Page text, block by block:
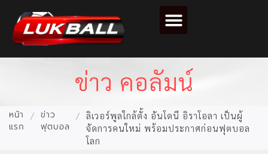
ข่าว คอลัมน์
หน้า
แรก
/ ข่าว
ฟุตบอล
/ ลิเวอร์พูลใกล้ตั้ง อันโดนี อิราโอลา เป็นผู้
จัดการคนใหม่ พร้อมประกาศก่อนฟุตบอล
โลก